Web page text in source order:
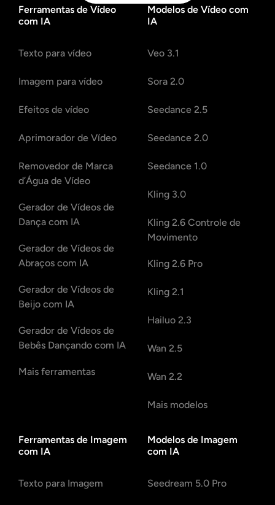
Ferramentas de Vídeo
com IA
Texto para vídeo
Imagem para vídeo
Efeitos de vídeo
Aprimorador de Vídeo
Removedor de Marca
d’Água de Vídeo
Gerador de Vídeos de
Dança com IA
Gerador de Vídeos de
Abraços com IA
Gerador de Vídeos de
Beijo com IA
Gerador de Vídeos de
Bebês Dançando com IA
Mais ferramentas
Modelos de Vídeo com
IA
Veo 3.1
Sora 2.0
Seedance 2.5
Seedance 2.0
Seedance 1.0
Kling 3.0
Kling 2.6 Controle de
Movimento
Kling 2.6 Pro
Kling 2.1
Hailuo 2.3
Wan 2.5
Wan 2.2
Mais modelos
Ferramentas de Imagem
com IA
Texto para Imagem
Modelos de Imagem
com IA
Seedream 5.0 Pro